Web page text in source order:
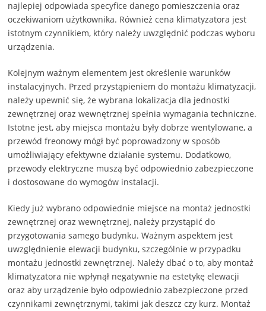
najlepiej odpowiada specyfice danego pomieszczenia oraz
oczekiwaniom użytkownika. Również cena klimatyzatora jest
istotnym czynnikiem, który należy uwzględnić podczas wyboru
urządzenia.
Kolejnym ważnym elementem jest określenie warunków
instalacyjnych. Przed przystąpieniem do montażu klimatyzacji,
należy upewnić się, że wybrana lokalizacja dla jednostki
zewnętrznej oraz wewnętrznej spełnia wymagania techniczne.
Istotne jest, aby miejsca montażu były dobrze wentylowane, a
przewód freonowy mógł być poprowadzony w sposób
umożliwiający efektywne działanie systemu. Dodatkowo,
przewody elektryczne muszą być odpowiednio zabezpieczone
i dostosowane do wymogów instalacji.
Kiedy już wybrano odpowiednie miejsce na montaż jednostki
zewnętrznej oraz wewnętrznej, należy przystąpić do
przygotowania samego budynku. Ważnym aspektem jest
uwzględnienie elewacji budynku, szczególnie w przypadku
montażu jednostki zewnętrznej. Należy dbać o to, aby montaż
klimatyzatora nie wpłynął negatywnie na estetykę elewacji
oraz aby urządzenie było odpowiednio zabezpieczone przed
czynnikami zewnętrznymi, takimi jak deszcz czy kurz. Montaż